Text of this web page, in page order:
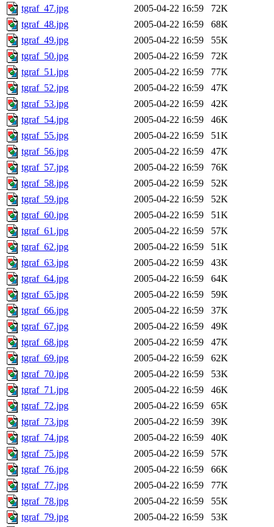
tgraf_47.jpg 2005-04-22 16:59
72K
tgraf_48.jpg
2005-04-22 16:59
68K
tgraf_49.jpg
2005-04-22 16:59
55K
tgraf_50.jpg
2005-04-22 16:59
72K
tgraf_51.jpg
2005-04-22 16:59
77K
tgraf_52.jpg
2005-04-22 16:59
47K
tgraf_53.jpg
2005-04-22 16:59
42K
tgraf_54.jpg
2005-04-22 16:59
46K
tgraf_55.jpg
2005-04-22 16:59
51K
tgraf_56.jpg
2005-04-22 16:59
47K
tgraf_57.jpg
2005-04-22 16:59
76K
tgraf_58.jpg
2005-04-22 16:59
52K
tgraf_59.jpg
2005-04-22 16:59
52K
tgraf_60.jpg
2005-04-22 16:59
51K
tgraf_61.jpg
2005-04-22 16:59
57K
tgraf_62.jpg
2005-04-22 16:59
51K
tgraf_63.jpg
2005-04-22 16:59
43K
tgraf_64.jpg
2005-04-22 16:59
64K
tgraf_65.jpg
2005-04-22 16:59
59K
tgraf_66.jpg
2005-04-22 16:59
37K
tgraf_67.jpg
2005-04-22 16:59
49K
tgraf_68.jpg
2005-04-22 16:59
47K
tgraf_69.jpg
2005-04-22 16:59
62K
tgraf_70.jpg
2005-04-22 16:59
53K
tgraf_71.jpg
2005-04-22 16:59
46K
tgraf_72.jpg
2005-04-22 16:59
65K
tgraf_73.jpg
2005-04-22 16:59
39K
tgraf_74.jpg
2005-04-22 16:59
40K
tgraf_75.jpg
2005-04-22 16:59
57K
tgraf_76.jpg
2005-04-22 16:59
66K
tgraf_77.jpg
2005-04-22 16:59
77K
tgraf_78.jpg
2005-04-22 16:59
55K
tgraf_79.jpg
2005-04-22 16:59
53K